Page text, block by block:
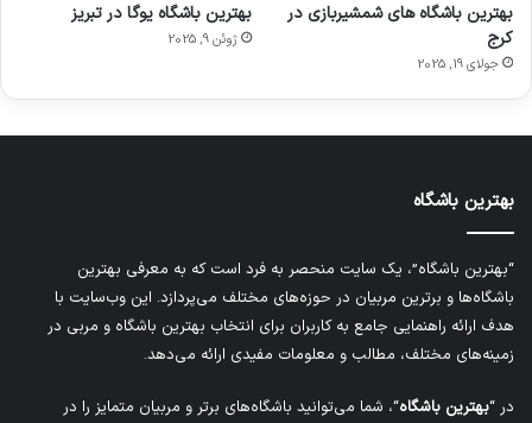
بهترین باشگاه های شمشیربازی در
کرج
جولای 19, 2025
بهترین باشگاه یوگا در تبریز
ژوئن 9, 2025
بهترین باشگاه
“بهترین باشگاه”، یک سایت منحصر به فرد است که به معرفی بهترین
باشگاه‌ها و برترین مربیان در حوزه‌های مختلف می‌پردازد. این وب‌سایت با
هدف ارائه راهنمایی جامع به کاربران برای انتخاب بهترین باشگاه و مربی در
زمینه‌های مختلف، مطالب و معلومات مفیدی ارائه می‌دهد.
در “بهترین باشگاه“، شما می‌توانید باشگاه‌های برتر و مربیان متمایز را در